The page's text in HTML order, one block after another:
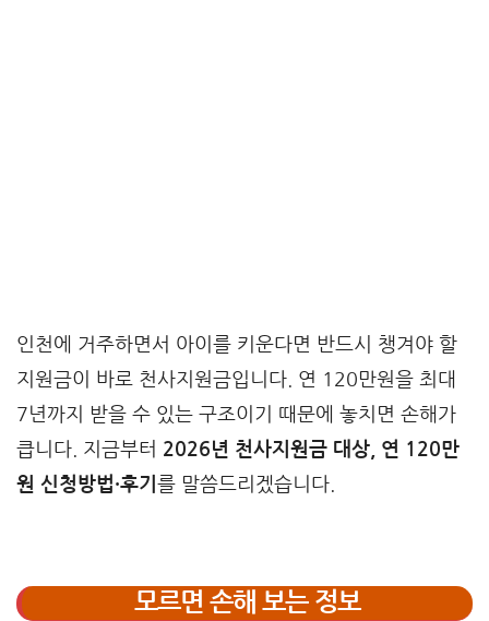
인천에 거주하면서 아이를 키운다면 반드시 챙겨야 할
지원금이 바로 천사지원금입니다. 연 120만원을 최대
7년까지 받을 수 있는 구조이기 때문에 놓치면 손해가
큽니다. 지금부터 2026년 천사지원금 대상, 연 120만
원 신청방법·후기 를 말씀드리겠습니다.
모르면 손해 보는 정보